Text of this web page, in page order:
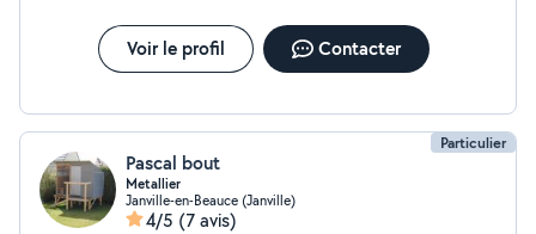
Voir le profil Contacter
Particulier
Pascal bout
Metallier
Janville-en-Beauce (Janville)
4/5 (7 avis)